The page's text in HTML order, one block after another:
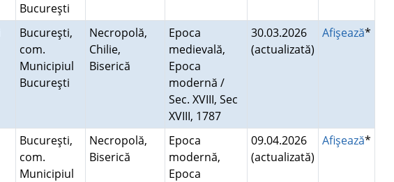
Bucureşti
Bucureşti,
com.
Municipiul
Bucureşti
Necropolă,
Chilie,
Biserică
Epoca
medievală,
Epoca
modernă /
Sec. XVIII, Sec
XVIII, 1787
30.03.2026
(actualizată)
Afişează*
Bucureşti,
com.
Municipiul
Necropolă,
Biserică
Epoca
modernă,
Epoca
09.04.2026
(actualizată)
Afişează*